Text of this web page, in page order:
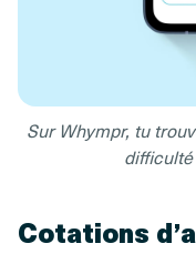
Sur Whympr, tu
Cotations